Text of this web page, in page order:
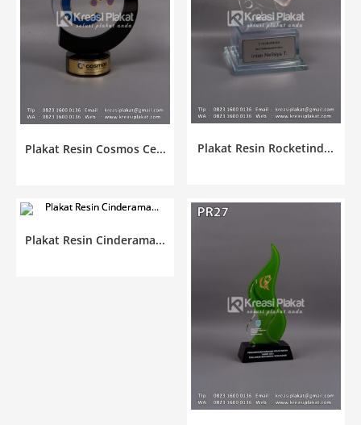
Plakat Resin Cosmos Ce... Plakat Resin Rocketind...
Plakat Resin Cinderama...